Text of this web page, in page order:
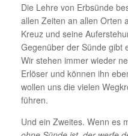
Die Lehre von Erbsünde
allen Zeiten an allen Orten
Kreuz und seine
Gegenüber der Sünde gibt
Wir stehen immer wieder
Erlöser und können ihn
wollen uns die vielen
führen.
Und ein Zweites. Wenn es